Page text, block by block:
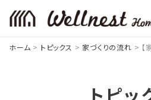
ホーム > トピックス > 家づくりの流れ >